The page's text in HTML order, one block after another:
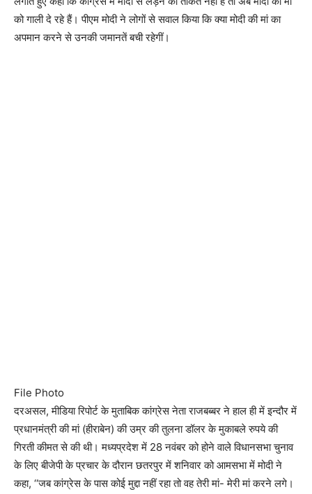
को गाली दे रहे हैं। पीएम मोदी ने लोगों से सवाल किया कि क्या मोदी की मां का
अपमान करने से उनकी जमानतें बची रहेगीं।
File Photo
दरअसल, मीडिया रिपोर्ट के मुताबिक कांग्रेस नेता राजबब्बर ने हाल ही में इन्दौर में
प्रधानमंत्री की मां (हीराबेन) की उम्र की तुलना डॉलर के मुकाबले रुपये की
गिरती कीमत से की थी। मध्यप्रदेश में 28 नवंबर को होने वाले विधानसभा चुनाव
के लिए बीजेपी के प्रचार के दौरान छतरपुर में शनिवार को आमसभा में मोदी ने
कहा, ‘‘जब कांग्रेस के पास कोई मुद्दा नहीं रहा तो वह तेरी मां- मेरी मां करने लगे।